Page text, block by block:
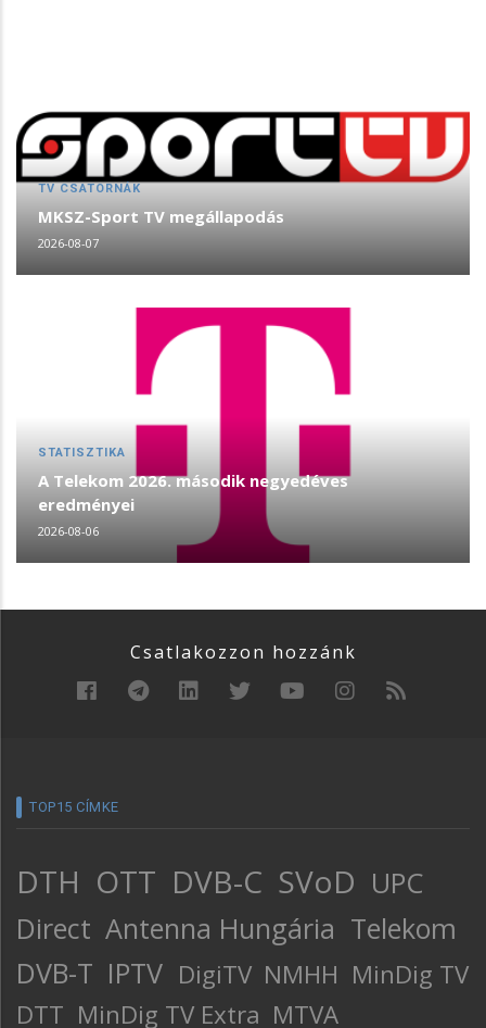
TV CSATORNÁK
MKSZ-Sport TV megállapodás
2026-08-07
STATISZTIKA
A Telekom 2026. második negyedéves
eredményei
2026-08-06
Csatlakozzon hozzánk
TOP15 CÍMKE
DTH OTT DVB-C SVoD UPC
Direct Antenna Hungária Telekom
DVB-T IPTV DigiTV NMHH MinDig TV
DTT MinDig TV Extra MTVA